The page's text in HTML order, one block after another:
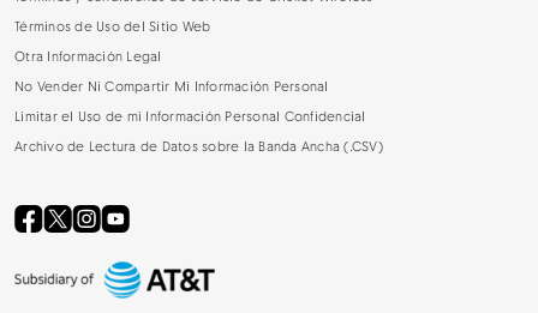
Términos de Uso del Sitio Web
Otra Información Legal
No Vender Ni Compartir Mi Información Personal
Limitar el Uso de mi Información Personal Confidencial
Archivo de Lectura de Datos sobre la Banda Ancha (.CSV)